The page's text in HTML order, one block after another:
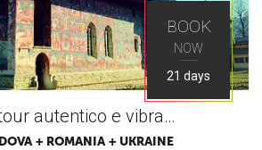
BOOK
NOW
21 days
Un tour autentico e vibrante
+ ROMANIA + UKRAINE